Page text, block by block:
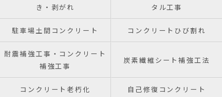
き・剥がれ
タル工事
駐車場土間コンクリート コンクリートひび割れ
耐震補強工事・コンクリート
補強工事
炭素繊維シート補強工法
コンクリート老朽化 自己修復コンクリート